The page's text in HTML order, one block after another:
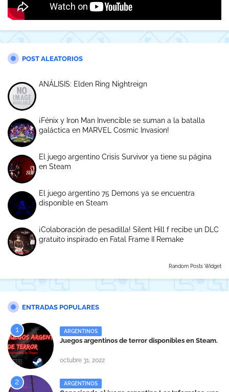
POST ALEATORIOS
ANÁLISIS: Elden Ring Nightreign
¡Fénix y Iron Man Invencible se suman a la batalla
galáctica en MARVEL Cosmic Invasion!
El juego argentino Crisis Survivor ya tiene su página
en Steam
El juego argentino 75 Demons ya se encuentra
disponible en Steam
¡Colaboración de pesadilla! Silent Hill f recibe un DLC
gratuito inspirado en Fatal Frame II Remake
Random Posts Widget
ENTRADAS POPULARES
ARGENTINOS
Juegos argentinos de terror disponibles en Steam.
octubre 31, 2022
ARGENTINOS